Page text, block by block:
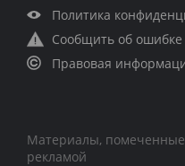
Политика
Сообщить об ошибке
Правовая
Материалы, помеченные
рекламой